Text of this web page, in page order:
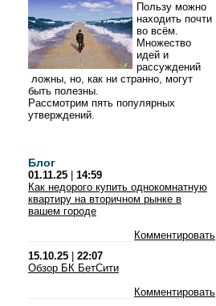
Пользу можно
находить почти
во всём.
Множество
идей и
рассуждений
ложны, но, как ни странно, могут
быть полезны.
Рассмотрим пять популярных
утверждений.
Блог
01.11.25
14:59
Как недорого купить однокомнатную
квартиру на вторичном рынке в
вашем городе
Комментировать
15.10.25
22:07
Обзор БК БетСити
Комментировать